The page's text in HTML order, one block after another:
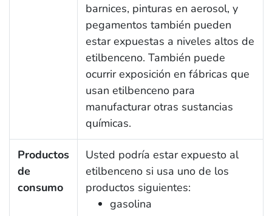
barnices, pinturas en aerosol, y
pegamentos también pueden
estar expuestas a niveles altos de
etilbenceno. También puede
ocurrir exposición en fábricas que
usan etilbenceno para
manufacturar otras sustancias
químicas.
Productos
de
consumo
Usted podría estar expuesto al
etilbenceno si usa uno de los
productos siguientes:
gasolina